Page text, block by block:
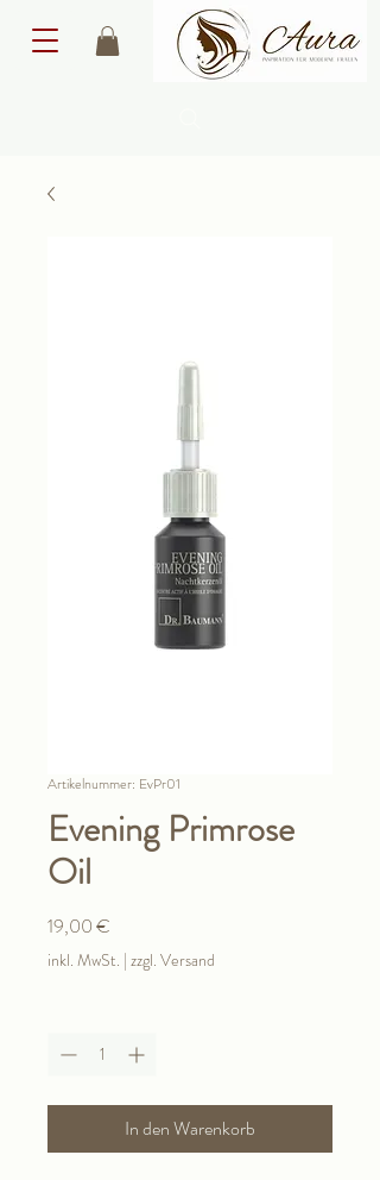
Artikelnummer: EvPr01
Evening Primrose
Oil
19,00 €
inkl. MwSt. | zzgl. Versand
In den Warenkorb